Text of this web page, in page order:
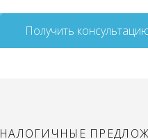
Получить